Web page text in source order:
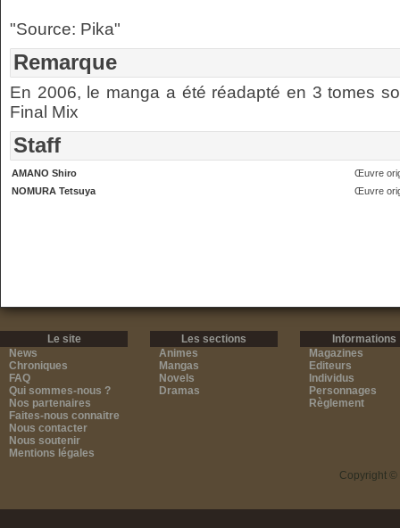
"Source: Pika"
Remarque
En 2006, le manga a été réadapté en 3 tomes
Final Mix
Staff
AMANO Shiro
Œuvre
NOMURA Tetsuya
Œuvre
Le site
News
Chroniques
FAQ
Qui sommes-nous ?
Nos partenaires
Faites-nous connaitre
Nous contacter
Nous soutenir
Mentions légales
Les sections
Animes
Mangas
Novels
Dramas
Informations
Magazines
Editeurs
Individus
Personnages
Règlement
Copyright ©